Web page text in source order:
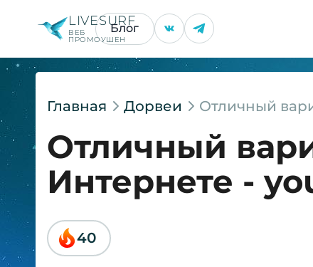
LIVESURF
ВЕБ
ПРОМОУШЕН
Блог
Главная Дорвеи Отличный
Отличный
Интернете -
40